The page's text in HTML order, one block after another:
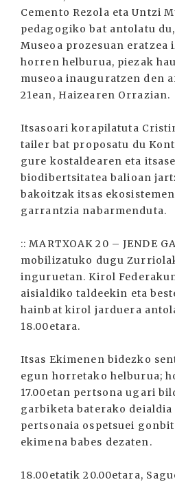
Cemento Rezola eta Untzi
pedagogiko bat antolatu
Museoa prozesuan eratzea
horren helburua, piezak
museoa inauguratzen den
21ean, Haizearen Orrazian.
Itsasoari korapilatuta
tailer bat proposatu du
gure kostaldearen eta
biodibertsitatea balioan
bakoitzak itsas
garrantzia nabarmenduta.
:: MARTXOAK 20 – JENDE
mobilizatuko dugu
inguruetan. Kirol
aisialdiko taldeekin eta
hainbat kirol jarduera
18.00etara.
Itsas Ekimenen bidezko
egun horretako helburua;
17.00etan pertsona ugari
garbiketa baterako deialdia
pertsonaia ospetsuei
ekimena babes dezaten.
18.00etatik 20.00etara,